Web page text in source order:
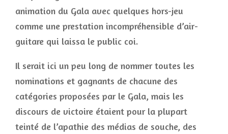
animation du Gala avec quelques hors-jeu
comme une prestation incompréhensible d’air-
guitare qui laissa le public coi.
Il serait ici un peu long de nommer toutes les
nominations et gagnants de chacune des
catégories proposées par le Gala, mais les
discours de victoire étaient pour la plupart
teinté de l’apathie des médias de souche, des